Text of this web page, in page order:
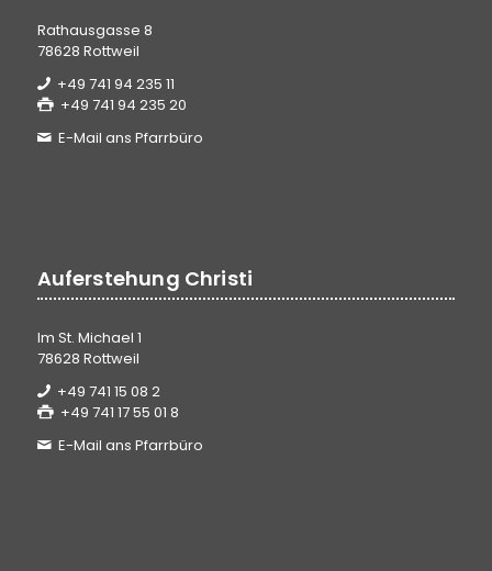
Rathausgasse 8
78628 Rottweil
+49 741 94 235 11
+49 741 94 235 20
E-Mail ans Pfarrbüro
Auferstehung Christi
Im St. Michael 1
78628 Rottweil
+49 741 15 08 2
+49 741 17 55 01 8
E-Mail ans Pfarrbüro